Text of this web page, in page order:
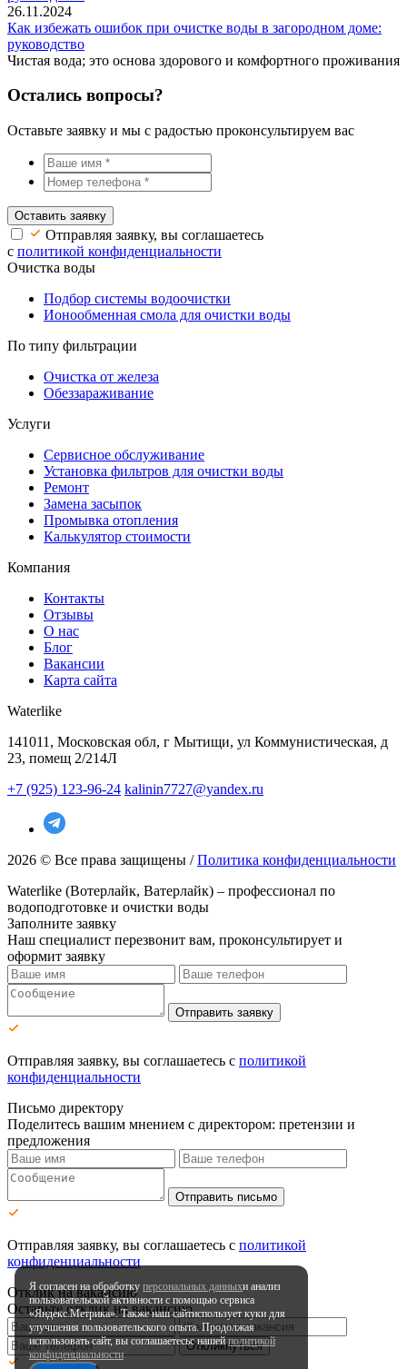
26.11.2024
Как избежать ошибок при очистке воды в загородном доме:
руководство
Чистая вода; это основа здорового и комфортного проживания
Остались вопросы?
Оставьте заявку и мы с радостью проконсультируем вас
Оставить заявку
Отправляя заявку, вы соглашаетесь
с политикой конфиденциальности
Очистка воды
Подбор системы водоочистки
Ионообменная смола для очистки воды
По типу фильтрации
Очистка от железа
Обеззараживание
Услуги
Сервисное обслуживание
Установка фильтров для очистки воды
Ремонт
Замена засыпок
Промывка отопления
Калькулятор стоимости
Компания
Контакты
Отзывы
О нас
Блог
Вакансии
Карта сайта
Waterlike
141011, Московская обл, г Мытищи, ул Коммунистическая, д
23, помещ 2/214Л
+7 (925) 123-96-24 kalinin7727@yandex.ru
2026 © Все права защищены /Политика конфиденциальности
Waterlike (Вотерлайк, Ватерлайк) – профессионал по
водоподготовке и очистки воды
Я согласен на обработку персональных данныхи анализ
пользовательской активности с помощью сервиса
«Яндекс.Метрика». Также наш сайтиспользует куки для
улучшения пользовательского опыта.Продолжая
использовать сайт, вы соглашаетесьс нашейполитикой
конфиденциальности
Заполните заявку
Наш специалист перезвонит вам, проконсультирует и
оформит заявку
Отправить заявку
Отправляя заявку, вы соглашаетесь с политикой
конфиденциальности
Письмо директору
Поделитесь вашим мнением с директором: претензии и
предложения
Отправить письмо
Отправляя заявку, вы соглашаетесь с политикой
конфиденциальности
Отклик на вакансию
Оставьте отклик на вакансию
Откликнуться